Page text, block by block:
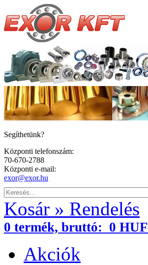
Segíthetünk?
Központi telefonszám:
70-670-2788
Központi e-mail:
exor@exor.hu
Kosár » Rendelés
0 termék, bruttó: 0 HUF
Akciók